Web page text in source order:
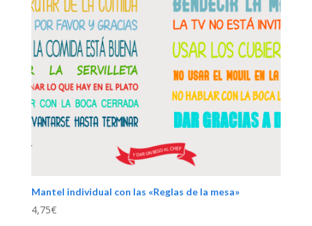
Mantel individual con las «Reglas de la mesa»
4,75€